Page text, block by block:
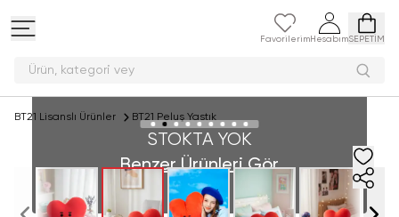
Favorilerim HesabımSEPETİM
Ürün, kategori
BT21 Lisanslı Ürünler BT21 Peluş Yastık
STOKTA YOK
Benzer Ürünleri Gör